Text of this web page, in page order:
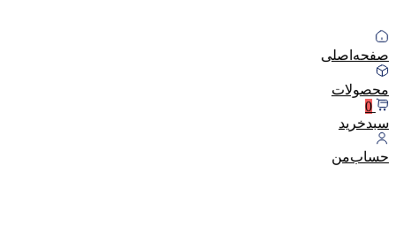
صفحه‌اصلی
محصولات
0
سبد‌خرید
حساب‌من